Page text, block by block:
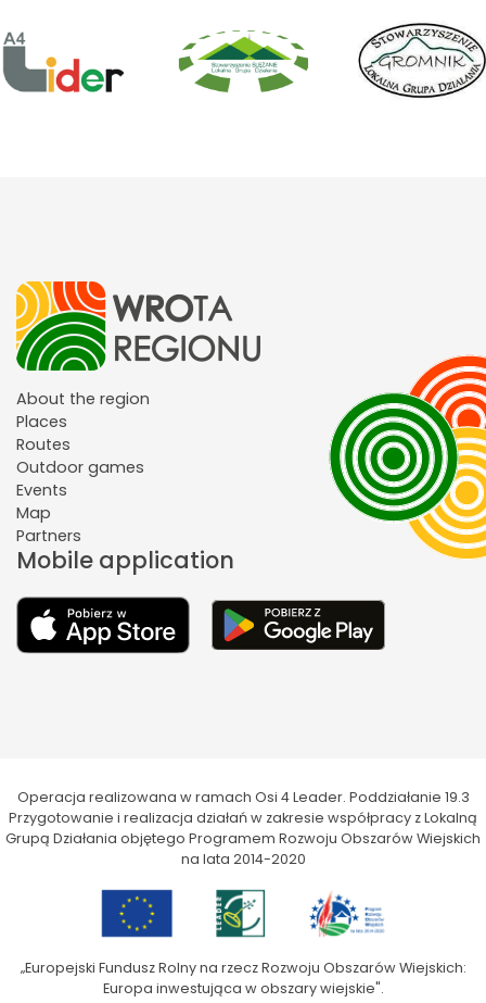
About the region
Places
Routes
Outdoor games
Events
Map
Partners
Mobile application
Operacja realizowana w ramach Osi 4 Leader. Poddziałanie 19.3
Przygotowanie i realizacja działań w zakresie współpracy z Lokalną
Grupą Działania objętego Programem Rozwoju Obszarów Wiejskich
na lata 2014-2020
„Europejski Fundusz Rolny na rzecz Rozwoju Obszarów Wiejskich:
Europa inwestująca w obszary wiejskie".